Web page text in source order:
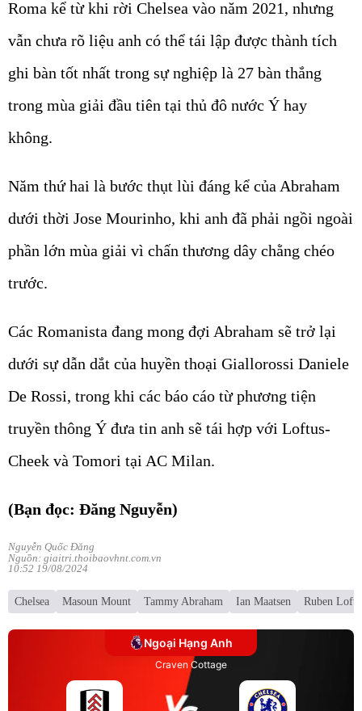
Roma kể từ khi rời Chelsea vào năm 2021, nhưng
vẫn chưa rõ liệu anh có thể tái lập được thành tích
ghi bàn tốt nhất trong sự nghiệp là 27 bàn thắng
trong mùa giải đầu tiên tại thủ đô nước Ý hay
không.
Năm thứ hai là bước thụt lùi đáng kể của Abraham
dưới thời Jose Mourinho, khi anh đã phải ngồi ngoài
phần lớn mùa giải vì chấn thương dây chằng chéo
trước.
Các Romanista đang mong đợi Abraham sẽ trở lại
dưới sự dẫn dắt của huyền thoại Giallorossi Daniele
De Rossi, trong khi các báo cáo từ phương tiện
truyền thông Ý đưa tin anh sẽ tái hợp với Loftus-
Cheek và Tomori tại AC Milan.
(Bạn đọc: Đăng Nguyễn)
Nguyễn Quốc Đăng
Nguồn: giaitri.thoibaovhnt.com.vn
10:52 19/08/2024
Chelsea Masoun Mount Tammy Abraham Ian Maatsen Ruben
Ngoại Hạng Anh
Craven Cottage